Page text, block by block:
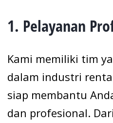
1. Pelayanan
Kami memiliki tim
dalam industri
siap membantu
dan profesional.